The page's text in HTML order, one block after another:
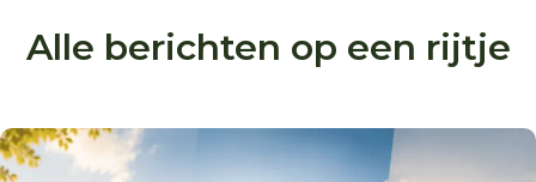
Alle berichten op een rijtje